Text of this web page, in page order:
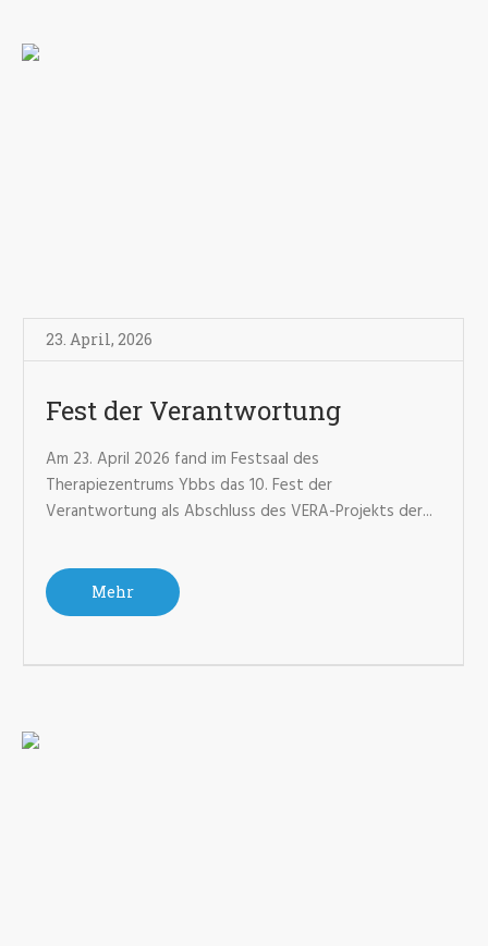
23. April, 2026
Fest der Verantwortung
Am 23. April 2026 fand im Festsaal des
Therapiezentrums Ybbs das 10. Fest der
Verantwortung als Abschluss des VERA-Projekts der...
Mehr